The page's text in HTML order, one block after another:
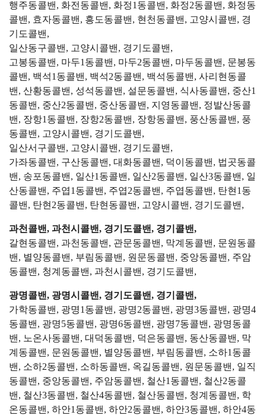
행주동콜밴, 화전동콜밴, 화정1동콜밴, 화정2동콜밴, 화정동
콜밴, 효자동콜밴, 흥도동콜밴, 현천동콜밴, 고양시콜밴, 경
기도콜밴,
일산동구콜밴, 고양시콜밴, 경기도콜밴,
고봉동콜밴, 마두1동콜밴, 마두2동콜밴, 마두동콜밴, 문봉동
콜밴, 백석1동콜밴, 백석2동콜밴, 백석동콜밴, 사리현동콜
밴, 산황동콜밴, 성석동콜밴, 설문동콜밴, 식사동콜밴, 중산1
동콜밴, 중산2동콜밴, 중산동콜밴, 지영동콜밴, 정발산동콜
밴, 장항1동콜밴, 장항2동콜밴, 장항동콜밴, 풍산동콜밴, 풍
동콜밴, 고양시콜밴, 경기도콜밴,
일산서구콜밴, 고양시콜밴, 경기도콜밴,
가좌동콜밴, 구산동콜밴, 대화동콜밴, 덕이동콜밴, 법곳동콜
밴, 송포동콜밴, 일산1동콜밴, 일산2동콜밴, 일산3동콜밴, 일
산동콜밴, 주엽1동콜밴, 주엽2동콜밴, 주엽동콜밴, 탄현1동
콜밴, 탄현2동콜밴, 탄현동콜밴, 고양시콜밴, 경기도콜밴,
과천콜밴, 과천시콜밴, 경기도콜밴, 경기콜밴,
갈현동콜밴, 과천동콜밴, 관문동콜밴, 막계동콜밴, 문원동콜
밴, 별양동콜밴, 부림동콜밴, 원문동콜밴, 중앙동콜밴, 주암
동콜밴, 청계동콜밴, 과천시콜밴, 경기도콜밴,
광명콜밴, 광명시콜밴, 경기도콜밴, 경기콜밴,
가학동콜밴, 광명1동콜밴, 광명2동콜밴, 광명3동콜밴, 광명4
동콜밴, 광명5동콜밴, 광명6동콜밴, 광명7동콜밴, 광명동콜
밴, 노온사동콜밴, 대덕동콜밴, 덕은동콜밴, 동산동콜밴, 막
계동콜밴, 문원동콜밴, 별양동콜밴, 부림동콜밴, 소하1동콜
밴, 소하2동콜밴, 소하동콜밴, 옥길동콜밴, 원문동콜밴, 일직
동콜밴, 중앙동콜밴, 주암동콜밴, 철산1동콜밴, 철산2동콜
밴, 철산3동콜밴, 철산4동콜밴, 철산동콜밴, 청계동콜밴, 학
온동콜밴, 하안1동콜밴, 하안2동콜밴, 하안3동콜밴, 하안4동